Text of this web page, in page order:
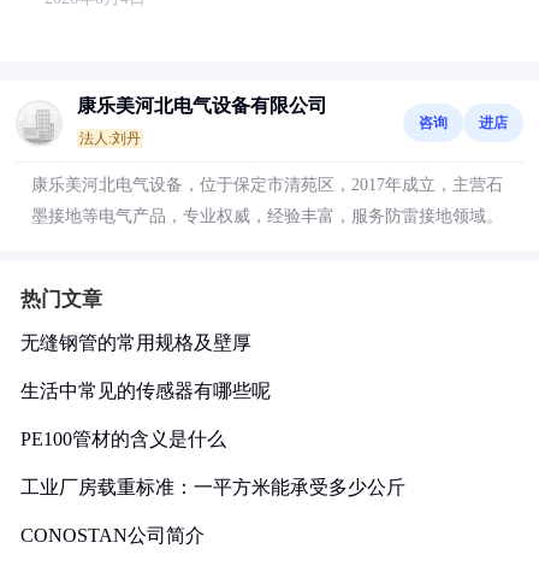
康乐美河北电气设备有限公司
法人:刘丹
咨询 进店
康乐美河北电气设备，位于保定市清苑区，2017年成立，主营石
墨接地等电气产品，专业权威，经验丰富，服务防雷接地领域。
热门文章
无缝钢管的常用规格及壁厚
生活中常见的传感器有哪些呢
PE100管材的含义是什么
工业厂房载重标准：一平方米能承受多少公斤
CONOSTAN公司简介